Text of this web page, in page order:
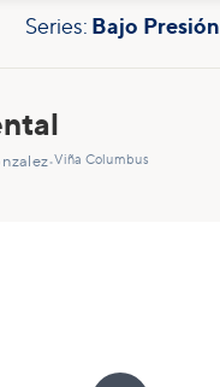
Series: Bajo Presión
•Viña Columbus